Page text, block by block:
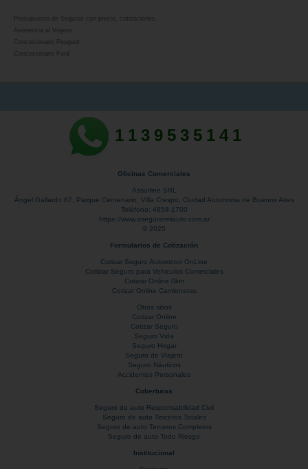
Presupuesto de Seguros con precio, cotizaciones.
1139535141
Oficinas Comerciales
Assurline SRL
Ángel Gallardo 87, Parque Centenario, Villa Crespo, Ciudad Autonoma de Buenos Aires
Teléfono: 4858-1700
https://www.asegurarmiauto.com.ar
© 2025
Formularios de Cotización
Cotizar Seguro Automotor OnLine
Cotiizar Seguro para Vehiculos Comerciales
Cotizar Online 0km
Cotizar Online Camionetas
Otros sitios
Cotizar Online
Cotizar Seguro
Seguro Vida
Seguro Hogar
Seguro de Viajero
Seguro Náuticos
Accidentes Personales
Coberturas
Seguro de auto Responsabilidad Civil
Seguro de auto Terceros Totales
Seguro de auto Terceros Completos
Seguro de auto Todo Riesgo
Institucional